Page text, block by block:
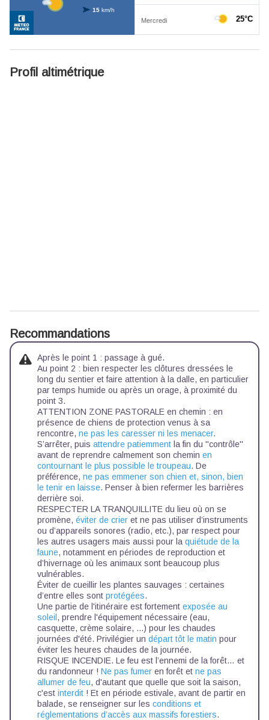
Profil altimétrique
Recommandations
Après le point 1 : passage à gué.
Au point 2 : bien respecter les clôtures dressées le
long du sentier et faire attention à la dalle, en particulier
par temps humide ou après un orage, à proximité du
point 3.
ATTENTION ZONE PASTORALE en chemin : en
présence de chiens de protection venus à sa
rencontre, ne pas les caresser ni les menacer.
S’arrêter, puis attendre patiemment la fin du ''contrôle''
avant de reprendre calmement son chemin en
contournant le plus possible le troupeau. De
préférence, ne pas emmener son chien et, sinon, bien
le tenir en laisse. Penser à bien refermer les barrières
derrière soi.
RESPECTER LA TRANQUILLITE du lieu où on se
promène, éviter de crier et ne pas utiliser d’instruments
ou d’appareils sonores (radio, etc.), par respect pour
les autres usagers mais aussi pour la quiétude de la
faune, notamment en périodes de reproduction et
d’hivernage où les animaux sont beaucoup plus
vulnérables.
Éviter de cueillir les plantes sauvages : certaines
d’entre elles sont protégées.
Une partie de l'itinéraire est fortement exposée au
soleil , prendre l'équipement nécessaire (eau,
casquette, crème solaire, ...) pour les chaudes
journées d'été. Privilégier un départ tôt le matin pour
éviter les heures chaudes de la journée.
RISQUE INCENDIE. Le feu est l’ennemi de la forêt… et
du randonneur ! Ne pas fumer en forêt et ne pas
allumer de feu, d'autant que quelle que soit la saison,
c'est interdit ! Et en période estivale, avant de partir en
balade, se renseigner sur les conditions et
réglementations d’accès aux massifs forestiers.